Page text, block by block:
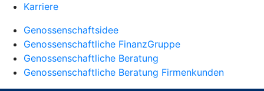
Karriere
Genossenschaftsidee
Genossenschaftliche FinanzGruppe
Genossenschaftliche Beratung
Genossenschaftliche Beratung Firmenkunden